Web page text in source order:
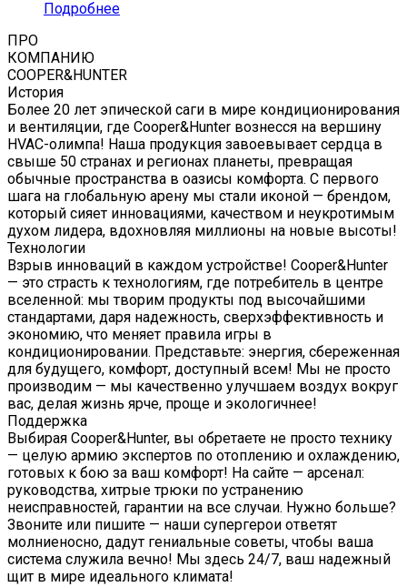
Подробнее
ПРО
КОМПАНИЮ
COOPER&HUNTER
История
Более 20 лет эпической саги в мире кондиционирования
и вентиляции, где Cooper&Hunter вознесся на вершину
HVAC-олимпа! Наша продукция завоевывает сердца в
свыше 50 странах и регионах планеты, превращая
обычные пространства в оазисы комфорта. С первого
шага на глобальную арену мы стали иконой — брендом,
который сияет инновациями, качеством и неукротимым
духом лидера, вдохновляя миллионы на новые высоты!
Технологии
Взрыв инноваций в каждом устройстве! Cooper&Hunter
— это страсть к технологиям, где потребитель в центре
вселенной: мы творим продукты под высочайшими
стандартами, даря надежность, сверхэффективность и
экономию, что меняет правила игры в
кондиционировании. Представьте: энергия, сбереженная
для будущего, комфорт, доступный всем! Мы не просто
производим — мы качественно улучшаем воздух вокруг
вас, делая жизнь ярче, проще и экологичнее!
Поддержка
Выбирая Cooper&Hunter, вы обретаете не просто технику
— целую армию экспертов по отоплению и охлаждению,
готовых к бою за ваш комфорт! На сайте — арсенал:
руководства, хитрые трюки по устранению
неисправностей, гарантии на все случаи. Нужно больше?
Звоните или пишите — наши супергерои ответят
молниеносно, дадут гениальные советы, чтобы ваша
система служила вечно! Мы здесь 24/7, ваш надежный
щит в мире идеального климата!